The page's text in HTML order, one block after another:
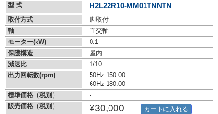
型 式
H2L22R10-MM01TNNTN
取付方式
脚取付
軸
直交軸
モーター(kW)
0.1
保護構造
屋内
減速比
1/10
出力回転数(rpm)
50Hz 150.00
60Hz 180.00
標準価格（税別）
-
販売価格（税別）
¥30,000 カートに入れる